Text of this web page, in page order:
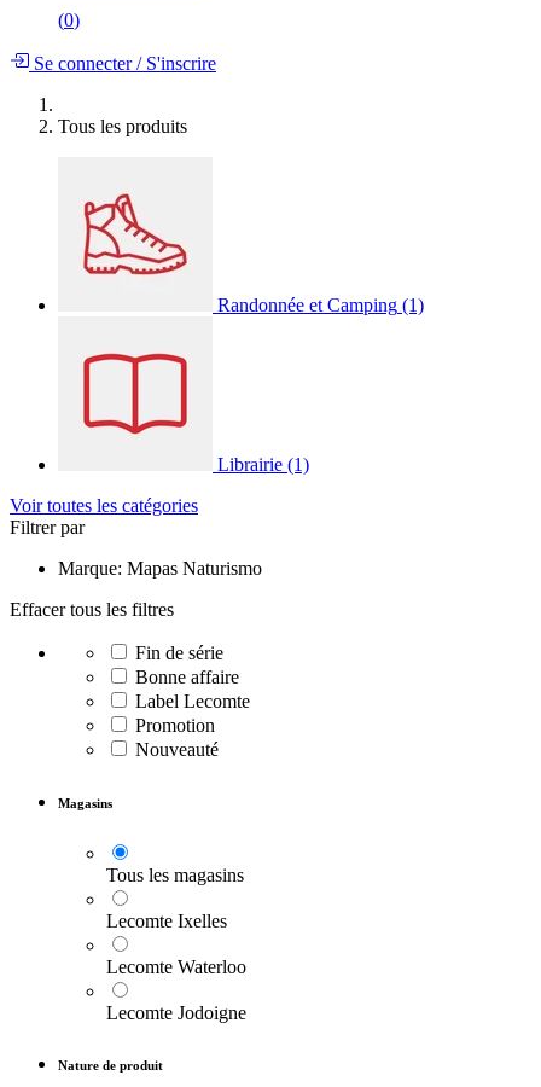
(0)
Se connecter/S'inscrire
Tous les produits
Randonnée et Camping (1)
Librairie (1)
Voir toutes les catégories
Filtrer par
Marque: Mapas Naturismo
Effacer tous les filtres
Fin de série
Bonne affaire
Label Lecomte
Promotion
Nouveauté
Magasins
Tous les magasins
Lecomte Ixelles
Lecomte Waterloo
Lecomte Jodoigne
Nature de produit